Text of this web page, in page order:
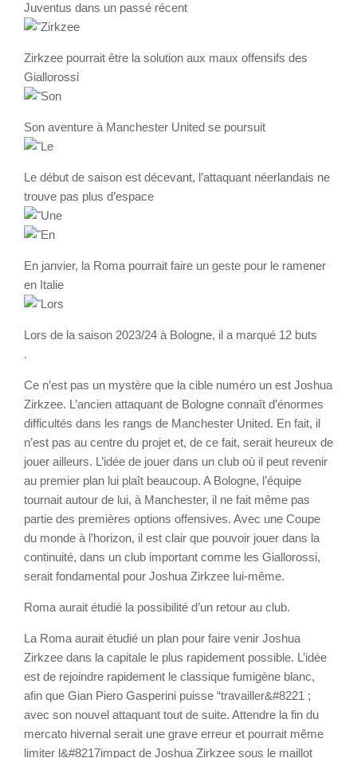
Juventus dans un passé récent
Zirkzee pourrait être la solution aux maux offensifs des
Giallorossi
Son aventure à Manchester United se poursuit
Le début de saison est décevant, l’attaquant néerlandais ne
trouve pas plus d’espace
En janvier, la Roma pourrait faire un geste pour le ramener
en Italie
Lors de la saison 2023/24 à Bologne, il a marqué 12 buts
.
Ce n’est pas un mystère que la cible numéro un est Joshua
Zirkzee. L’ancien attaquant de Bologne connaît d’énormes
difficultés dans les rangs de Manchester United. En fait, il
n’est pas au centre du projet et, de ce fait, serait heureux de
jouer ailleurs. L’idée de jouer dans un club où il peut revenir
au premier plan lui plaît beaucoup. A Bologne, l’équipe
tournait autour de lui, à Manchester, il ne fait même pas
partie des premières options offensives. Avec une Coupe
du monde à l’horizon, il est clair que pouvoir jouer dans la
continuité, dans un club important comme les Giallorossi,
serait fondamental pour Joshua Zirkzee lui-même.
Roma aurait étudié la possibilité d’un retour au club.
La Roma aurait étudié un plan pour faire venir Joshua
Zirkzee dans la capitale le plus rapidement possible. L’idée
est de rejoindre rapidement le classique fumigène blanc,
afin que Gian Piero Gasperini puisse “travailler&#8221 ;
avec son nouvel attaquant tout de suite. Attendre la fin du
mercato hivernal serait une grave erreur et pourrait même
limiter l&#8217impact de Joshua Zirkzee sous le maillot